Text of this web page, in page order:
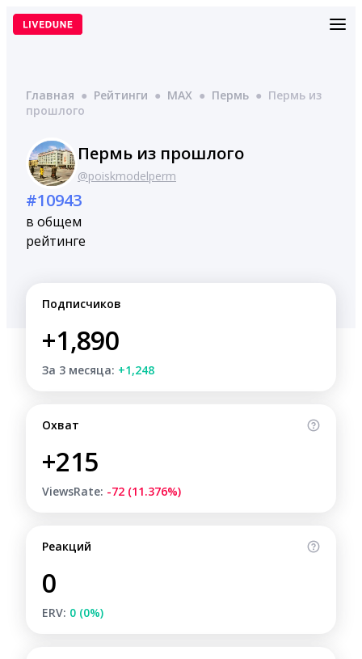
Перейти
Главная ● Рейтинги ● MAX ● Пермь ● Пермь из
прошлого
Пермь из прошлого
@poiskmodelperm
#10943
в общем
рейтинге
Подписчиков
+1,890
За 3 месяца: +1,248
Охват
+215
ViewsRate: -72 (11.376%)
Реакций
0
ERV: 0 (0%)